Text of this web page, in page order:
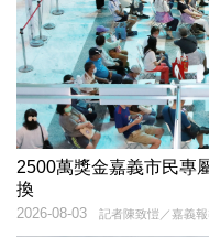
2500萬獎金嘉義市民
換
記者陳致愷／嘉義報
2026-08-03